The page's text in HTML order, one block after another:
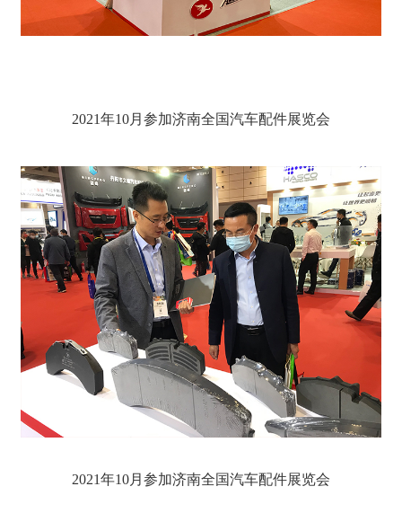
2021年10月参加济南全国汽车配件展览会
2021年10月参加济南全国汽车配件展览会